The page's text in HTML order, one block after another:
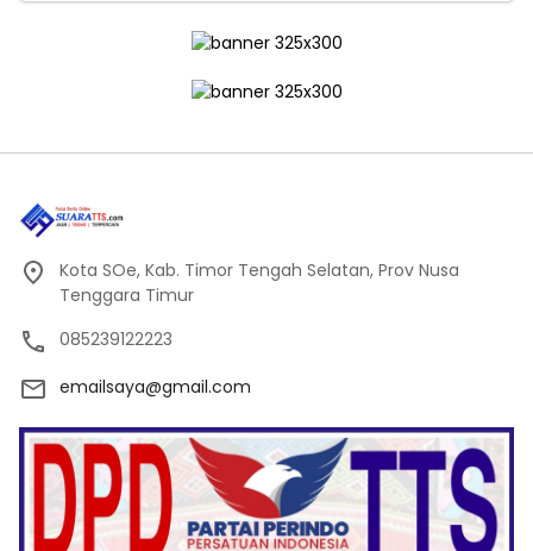
Kota SOe, Kab. Timor Tengah Selatan, Prov Nusa
Tenggara Timur
085239122223
emailsaya@gmail.com